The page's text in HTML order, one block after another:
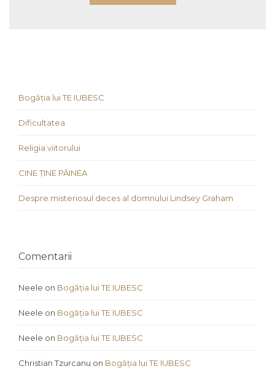
Bogăția lui TE IUBESC
Dificultatea
Religia viitorului
CINE ȚINE PÂINEA
Despre misteriosul deces al domnului Lindsey Graham
Comentarii
Neele on Bogăția lui TE IUBESC
Neele on Bogăția lui TE IUBESC
Neele on Bogăția lui TE IUBESC
Christian Tzurcanu on Bogăția lui TE IUBESC